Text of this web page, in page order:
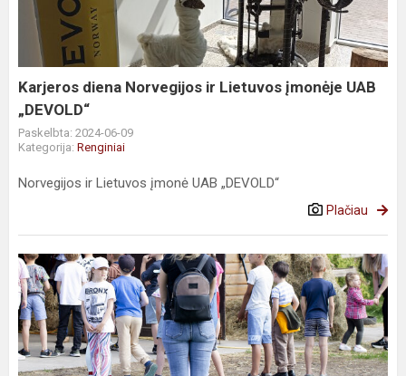
Lietuvos
įmonėje
UAB
„DEVOLD“
Karjeros diena Norvegijos ir Lietuvos įmonėje UAB
„DEVOLD“
Paskelbta: 2024-06-09
Kategorija: Renginiai
Norvegijos ir Lietuvos įmonė UAB „DEVOLD“
Plačiau
Pasitinkame
vasarą